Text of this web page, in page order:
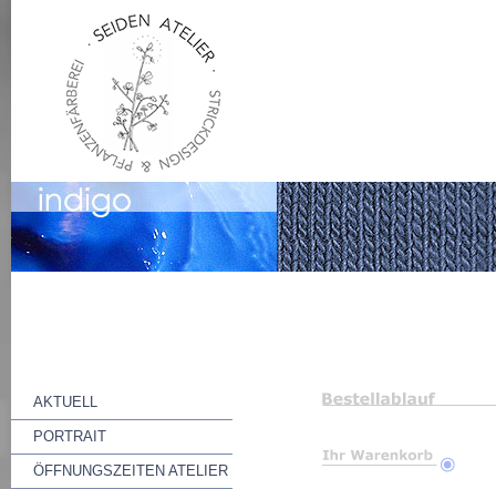
AKTUELL
PORTRAIT
ÖFFNUNGSZEITEN ATELIER